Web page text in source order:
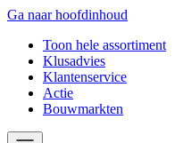
Ga naar hoofdinhoud
Toon hele assortiment
Klusadvies
Klantenservice
Actie
Bouwmarkten